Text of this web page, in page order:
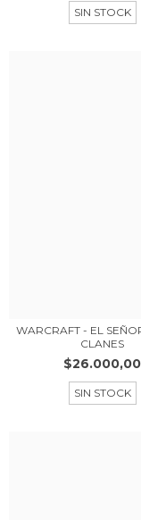
SIN STOCK
WARCRAFT - EL
CLANES
$26.000,00
SIN STOCK